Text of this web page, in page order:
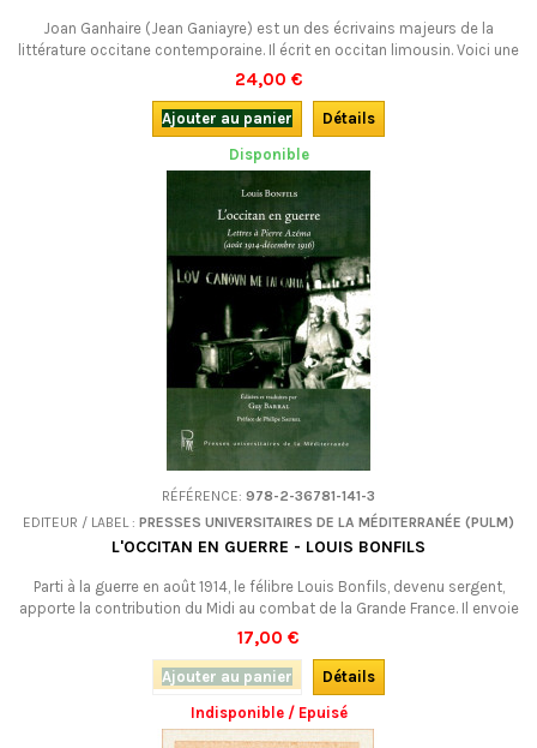
Joan Ganhaire (Jean Ganiayre) est un des écrivains majeurs de la
littérature occitane contemporaine. Il écrit en occitan limousin. Voici une
belle étude sur son univers littéraire, qui vous donnera envie de (re)lire
tous les livres de cet auteur : ses romans de cape et d'épée, ses
nouvelles fantastiques et ses récits policiers… Ouvrage en français et...
24,00 €
Ajouter au panier
Détails
Disponible
RÉFÉRENCE: 978-2-36781-141-3
EDITEUR / LABEL : PRESSES UNIVERSITAIRES DE LA MÉDITERRANÉE (PULM)
L'OCCITAN EN GUERRE - LOUIS BONFILS
Parti à la guerre en août 1914, le félibre Louis Bonfils, devenu sergent,
apporte la contribution du Midi au combat de la Grande France. Il envoie
à son complice Pierre Azéma des lettres en occitan qui témoignent
aussi d’un combat acharné pour défendre la réputation des
Méridionaux rudement attaquée par les civils et les militaires du Nord
de la...
17,00 €
Ajouter au panier
Détails
Indisponible / Epuisé